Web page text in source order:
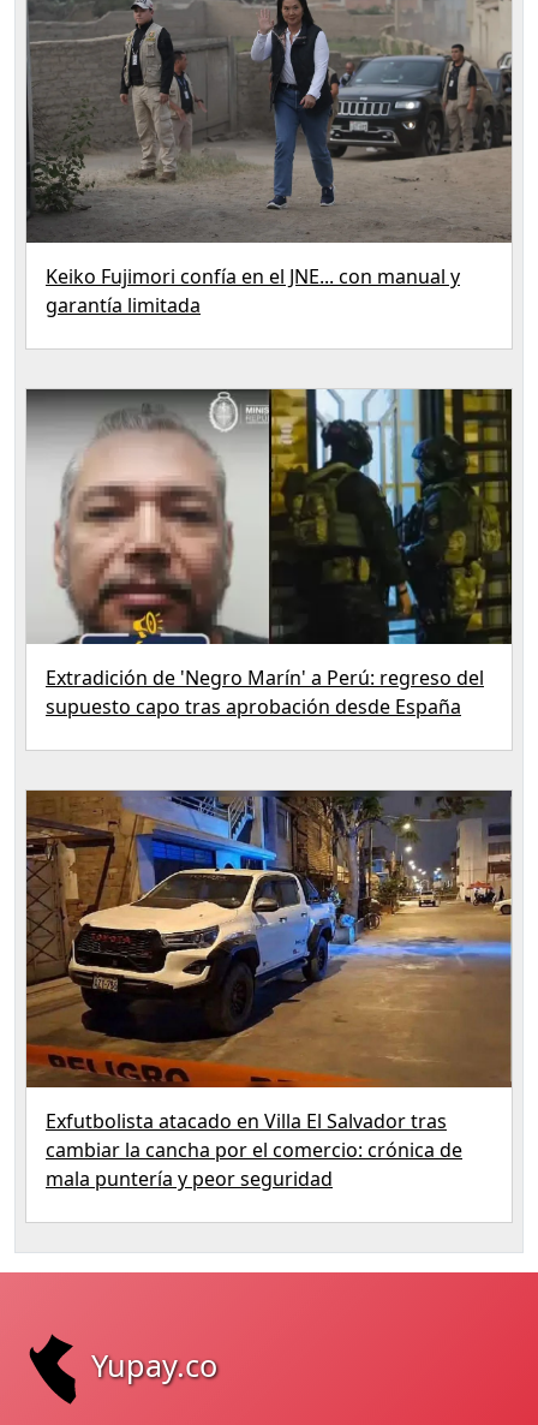
Keiko Fujimori confía en el JNE... con manual y
garantía limitada
Extradición de 'Negro Marín' a Perú: regreso del
supuesto capo tras aprobación desde España
Exfutbolista atacado en Villa El Salvador tras
cambiar la cancha por el comercio: crónica de
mala puntería y peor seguridad
Yupay.co